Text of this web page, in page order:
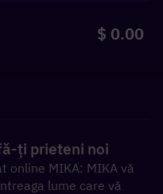
$ 0.00
ți prieteni noi
online MIKA: MIKA vă
lume care vă